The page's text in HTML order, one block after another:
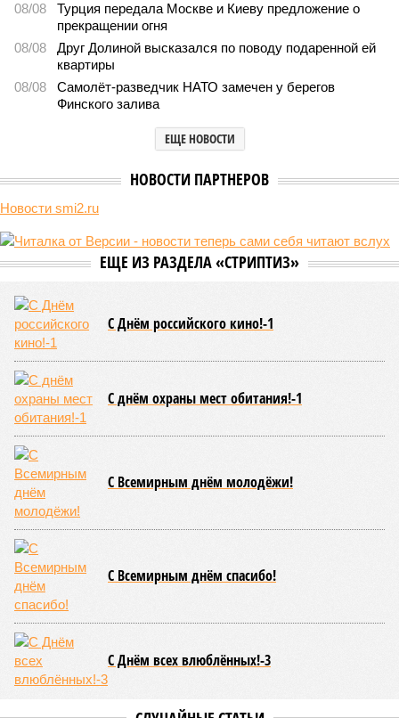
08/08
Турция передала Москве и Киеву предложение о
прекращении огня
08/08
Друг Долиной высказался по поводу подаренной ей
квартиры
08/08
Самолёт-разведчик НАТО замечен у берегов
Финского залива
ЕЩЕ НОВОСТИ
НОВОСТИ ПАРТНЕРОВ
Новости smi2.ru
ЕЩЕ ИЗ РАЗДЕЛА «СТРИПТИЗ»
С Днём российского кино!-1
С днём охраны мест обитания!-1
С Всемирным днём молодёжи!
С Всемирным днём спасибо!
С Днём всех влюблённых!-3